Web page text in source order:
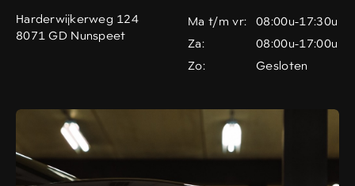
Harderwijkerweg 124
8071 GD Nunspeet
Ma t/m vr:
08:00u-17:30u
Za:
08:00u-17:00u
Zo:
Gesloten